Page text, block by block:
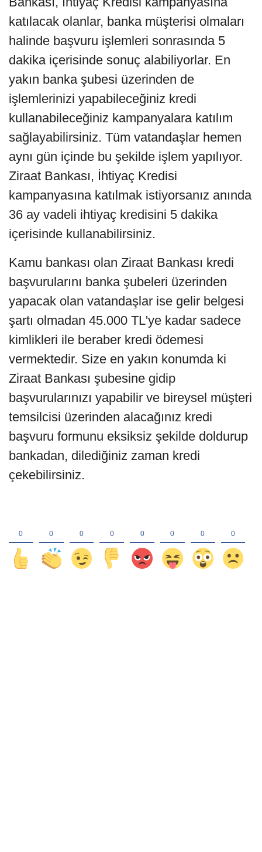
katılacak olanlar, banka müşterisi olmaları
halinde başvuru işlemleri sonrasında 5
dakika içerisinde sonuç alabiliyorlar. En
yakın banka şubesi üzerinden de
işlemlerinizi yapabileceğiniz kredi
kullanabileceğiniz kampanyalara katılım
sağlayabilirsiniz. Tüm vatandaşlar hemen
aynı gün içinde bu şekilde işlem yapılıyor.
Ziraat Bankası, İhtiyaç Kredisi
kampanyasına katılmak istiyorsanız anında
36 ay vadeli ihtiyaç kredisini 5 dakika
içerisinde kullanabilirsiniz.
Kamu bankası olan Ziraat Bankası kredi
başvurularını banka şubeleri üzerinden
yapacak olan vatandaşlar ise gelir belgesi
şartı olmadan 45.000 TL'ye kadar sadece
kimlikleri ile beraber kredi ödemesi
vermektedir. Size en yakın konumda ki
Ziraat Bankası şubesine gidip
başvurularınızı yapabilir ve bireysel müşteri
temsilcisi üzerinden alacağınız kredi
başvuru formunu eksiksiz şekilde doldurup
bankadan, dilediğiniz zaman kredi
çekebilirsiniz.